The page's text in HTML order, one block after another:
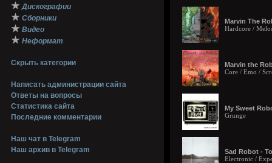
★ Дискографии
★ Сборники
★ Видео
★ Неформат
Скрыть категории
Написать администрации сайта
Ответы на вопросы
Статистика сайта
Последние комментарии
Наш чат в Telegram
Наш архив в Telegram
Marvin The
Hardcore /
Marvin the
Core / Emo /
My Sweet
Grunge
Sad Robot -
Electronic /